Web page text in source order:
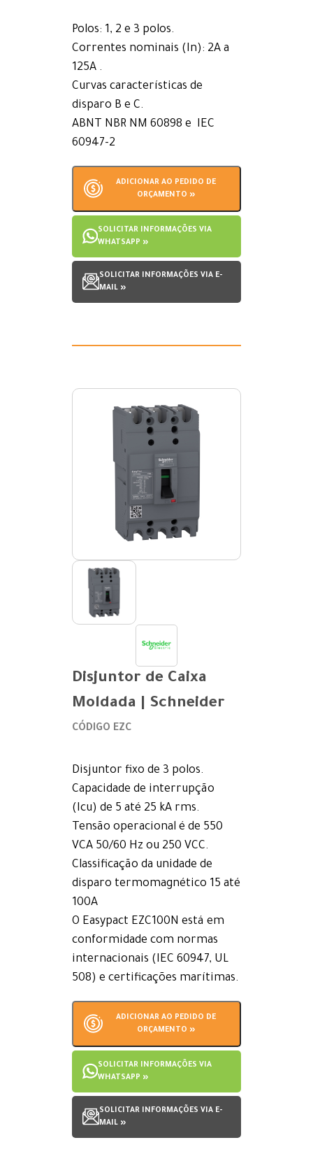
Polos: 1, 2 e 3 polos.
Correntes nominais (In): 2A a
125A .
Curvas características de
disparo B e C.
ABNT NBR NM 60898 e IEC
60947-2
ADICIONAR AO PEDIDO DE
ORÇAMENTO »
SOLICITAR INFORMAÇÕES VIA
WHATSAPP »
SOLICITAR INFORMAÇÕES VIA E-
MAIL »
Disjuntor de Caixa
Moldada | Schneider
CÓDIGO EZC
Disjuntor fixo de 3 polos.
Capacidade de interrupção
(Icu) de 5 até 25 kA rms.
Tensão operacional é de 550
VCA 50/60 Hz ou 250 VCC.
Classificação da unidade de
disparo termomagnético 15 até
100A
O Easypact EZC100N está em
conformidade com normas
internacionais (IEC 60947, UL
508) e certificações marítimas.
ADICIONAR AO PEDIDO DE
ORÇAMENTO »
SOLICITAR INFORMAÇÕES VIA
WHATSAPP »
SOLICITAR INFORMAÇÕES VIA E-
MAIL »